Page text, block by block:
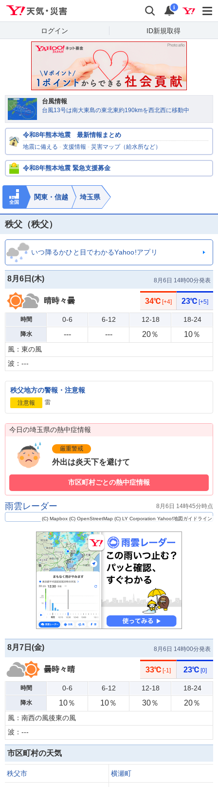
検索 通知
i
ログイン ID新規取得
台風情報
台風13号は南大東島の東北東約190kmを西北西に移動中
令和8年熊本地震 最新情報まとめ
地震に備える - 支援情報 - 災害マップ（給水所など）
令和8年熊本地震 緊急支援募金
全国
関東・信越 埼玉県
秩父（秩父）
いつ降るかひと目でわかるYahoo!アプリ
8月6日(木) 8月6日 14時00分発表
晴時々曇 34℃ [+4] 23℃ [+5]
時間 0-6 6-12 12-18 18-24
降水 --- --- 20％ 10％
風：東の風
波：---
秩父地方の警報・注意報
注意報 雷
今日の埼玉県の熱中症情報
厳重警戒
外出は炎天下を避けて
市区町村ごとの熱中症情報
雨雲レーダー 8月6日 14時45分時点
(C) Mapbox (C) OpenStreetMap (C) LY Corporation Yahoo!地図ガイドライン
8月7日(金) 8月6日 14時00分発表
曇時々晴 33℃ [-1] 23℃ [0]
時間 0-6 6-12 12-18 18-24
降水 10％ 10％ 30％ 20％
風：南西の風後東の風
波：---
市区町村の天気
秩父市 横瀬町